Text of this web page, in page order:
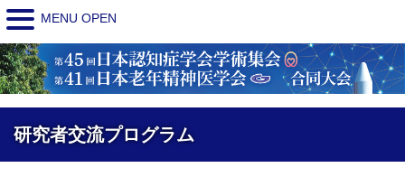
MENU OPEN
研究者交流プログラム